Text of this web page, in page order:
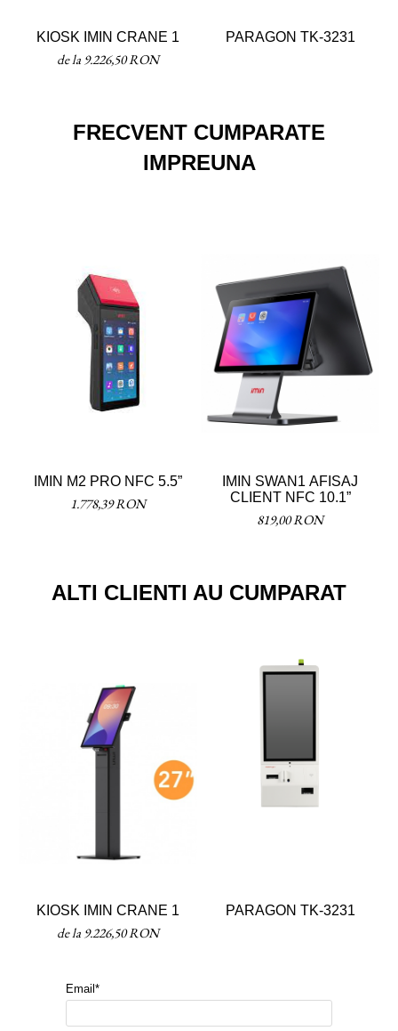
KIOSK IMIN CRANE 1
de la 9.226,50 RON
PARAGON TK-3231
FRECVENT CUMPARATE
IMPREUNA
IMIN M2 PRO NFC 5.5”
1.778,39 RON
IMIN SWAN1 AFISAJ
CLIENT NFC 10.1”
819,00 RON
ALTI CLIENTI AU CUMPARAT
KIOSK IMIN CRANE 1
de la 9.226,50 RON
PARAGON TK-3231
Email*